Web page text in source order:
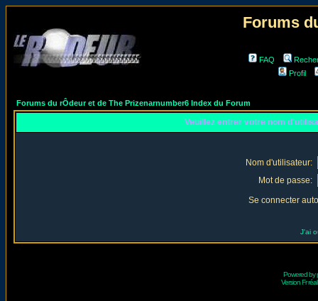
Forums
FAQ
Profil
Forums du rÔdeur et de The Prizenarnumber6 Index du Forum
Veuillez entrer votre nom
Nom d'utilisateur:
Mot de passe:
Se connecter
J'ai
Powered by
Version Fr